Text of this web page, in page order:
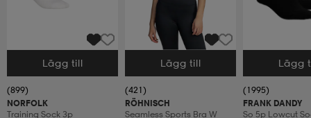
Välj storlek
Lägg till
(899)
NORFOLK
Training Sock 3p
Välj storlek
Lägg till
(421)
RÖHNISCH
Seamless Sports Bra W
Välj storlek
Lägg
(1995)
FRANK DANDY
So 5p Lowcut